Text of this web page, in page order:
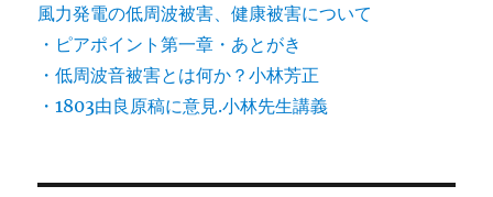
風力発電の低周波被害、健康被害について
・ピアポイント第一章・あとがき
・低周波音被害とは何か？小林芳正
・1803由良原稿に意見.小林先生講義